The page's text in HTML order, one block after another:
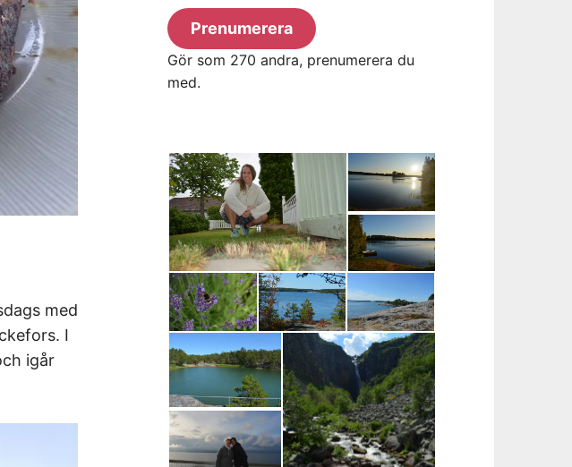
med
I
igår
Prenumerera
Gör som 270 andra, prenumerera du
med.